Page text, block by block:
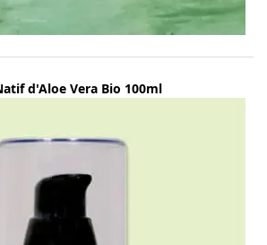
d'Aloe Vera Bio 100ml